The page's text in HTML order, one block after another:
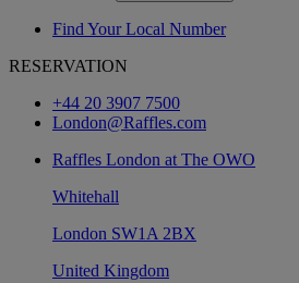
Find Your Local Number
RESERVATION
+44 20 3907 7500
London@Raffles.com
Raffles London at The OWO
Whitehall
London SW1A 2BX
United Kingdom